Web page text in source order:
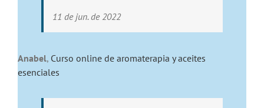
11 de jun. de 2022
Anabel, Curso online de aromaterapia y aceites
esenciales